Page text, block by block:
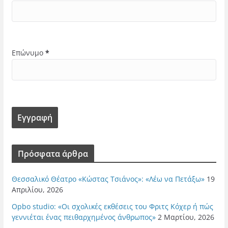
Επώνυμο *
Πρόσφατα άρθρα
Θεσσαλικό Θέατρο «Κώστας Τσιάνος»: «Λέω να Πετάξω» 19
Απριλίου, 2026
Opbo studio: «Οι σχολικές εκθέσεις του Φριτς Κόχερ ή πώς
γεννιέται ένας πειθαρχημένος άνθρωπος» 2 Μαρτίου, 2026